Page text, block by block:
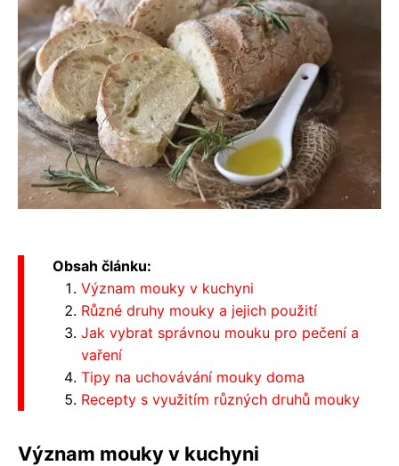
Obsah článku:
Význam mouky v kuchyni
Různé druhy mouky a jejich použití
Jak vybrat správnou mouku pro pečení a
vaření
Tipy na uchovávání mouky doma
Recepty s využitím různých druhů mouky
Význam mouky v kuchyni